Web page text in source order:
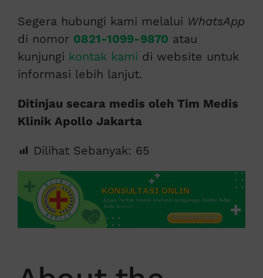
Segera hubungi kami melalui WhatsApp
di nomor 0821-1099-9870 atau
kunjungi kontak kami di website untuk
informasi lebih lanjut.
Ditinjau secara medis oleh Tim Medis
Klinik Apollo Jakarta
Dilihat Sebanyak: 65